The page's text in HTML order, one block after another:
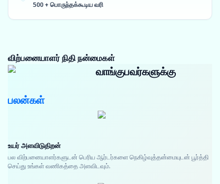
500 + பொருந்தக்கூடிய வரி
விற்பனையாளர் நிதி நன்மைகள்
வாங்குபவர்களுக்கு
பலன்கள்
உயர் அளவிடுதிறன்
பல விற்பனையாளர்களுடன் பெரிய ஆர்டர்களை நெகிழ்வுத்தன்மையுடன் பூர்த்தி
செய்து உங்கள் வணிகத்தை அளவிடவும்.